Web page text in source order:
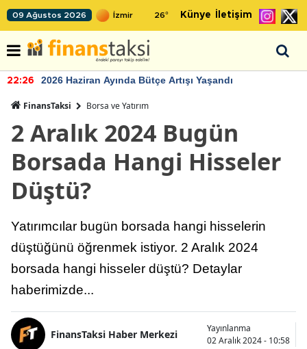
09 Ağustos 2026 26° Künye İletişim
22:26 2026 Haziran Ayında Bütçe Artışı Yaşandı
FinansTaksi Borsa ve Yatırım
2 Aralık 2024 Bugün
Borsada Hangi Hisseler
Düştü?
Yatırımcılar bugün borsada hangi hisselerin
düştüğünü öğrenmek istiyor. 2 Aralık 2024
borsada hangi hisseler düştü? Detaylar
haberimizde...
FinansTaksi Haber Merkezi
Yayınlanma
02 Aralık 2024 - 10:58